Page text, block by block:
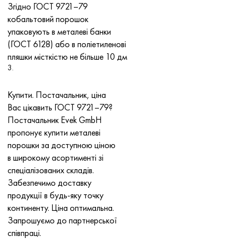
Згідно ГОСТ 9721–79
кобальтовий порошок
упаковують в металеві банки
(ГОСТ 6128) або в поліетиленові
пляшки місткістю не більше 10 дм
3.
Купити. Постачальник, ціна
Вас цікавить ГОСТ 9721–79?
Постачальник Evek GmbH
пропонує купити металеві
порошки за доступною ціною
в широкому асортименті зі
спеціалізованих складів.
Забезпечимо доставку
продукції в будь-яку точку
континенту. Ціна оптимальна.
Запрошуємо до партнерської
співпраці.